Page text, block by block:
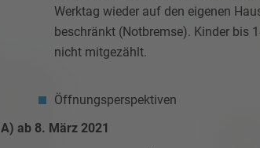
Werktag wieder auf den eigenen
beschränkt (Notbremse). Kinder bis
nicht mitgezählt.
Öffnungsperspektiven
A) ab 8. März 2021